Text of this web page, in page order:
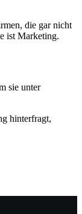
die gar nicht
ist Marketing.
sie unter
hinterfragt,